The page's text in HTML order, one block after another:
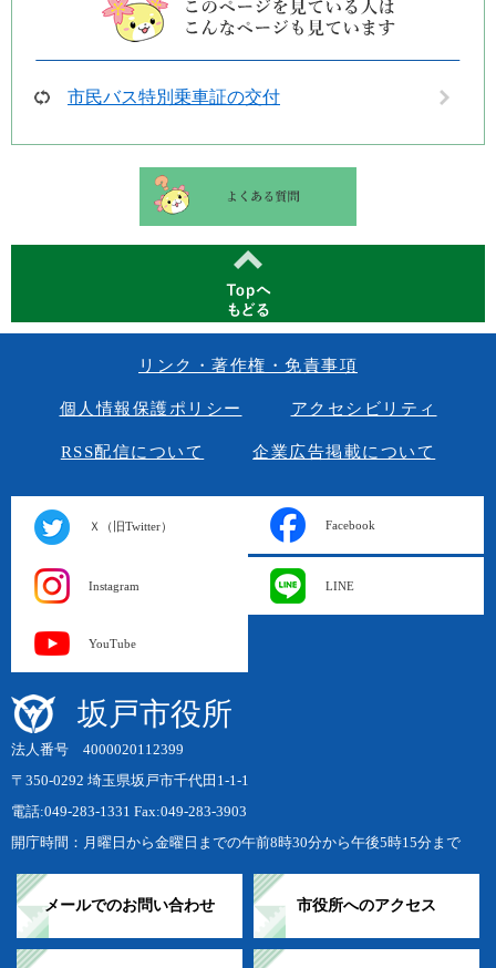
市民バス特別乗車証の交付
リンク・著作権・免責事項
個人情報保護ポリシー アクセシビリティ
RSS配信について 企業広告掲載について
Ｘ（旧Twitter） Facebook
Instagram LINE
YouTube
坂戸市役所
法人番号 4000020112399
〒350-0292 埼玉県坂戸市千代田1-1-1
電話:049-283-1331 Fax:049-283-3903
開庁時間：月曜日から金曜日までの午前8時30分から午後5時15分まで
メールでのお問い合わせ 市役所へのアクセス